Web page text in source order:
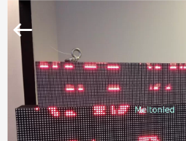
MAISON
PRODUITS
Melton
optoelectronics
Rights
Reserved.